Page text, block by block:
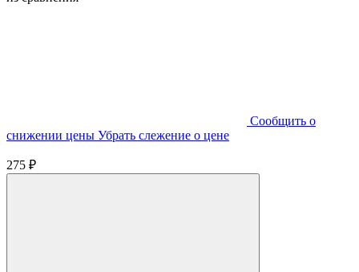
Cообщить о
снижении цены Убрать слежение о цене
275 ₽